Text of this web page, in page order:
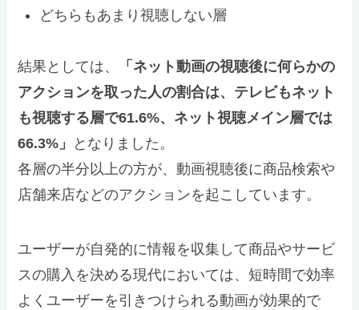
どちらもあまり視聴しない層
結果としては、
「ネット動画の視聴後に何らかの
アクションを取った人の割合は、テレビもネット
も視聴する層で61.6%、ネット視聴メイン層では
66.3%」
となりました。
各層の半分以上の方が、動画視聴後に商品検索や
店舗来店などのアクションを起こしています。
ユーザーが自発的に情報を収集して商品やサービ
スの購入を決める現代においては、短時間で効率
よくユーザーを引きつけられる動画が効果的で